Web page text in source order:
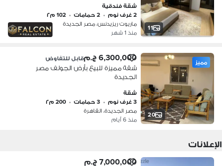
11
Residences Heliopolis
شقة فندقية
2 غرف نوم
• 2 حمامات • 102 م٢
ماريوت ريزيدنس، مصر الجديدة
منذ 1 شهر
20
مميز 6,300,000 ج.م قابل للتفاوض
شقة مميزة للبيع بأرض الجولف مصر
الجديدة
شقة
3 غرف نوم
• 3 حمامات • 200 م٢
مصر الجديدة، القاهرة
منذ 6 أيام
الإعلانات
7,000,000 ج.م